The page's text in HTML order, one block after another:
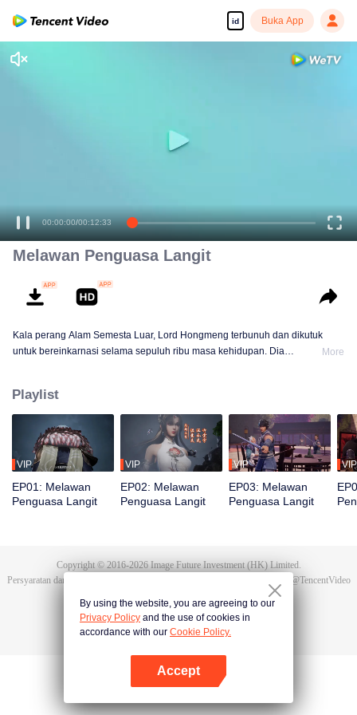
id Buka App
Tonton dengan kualitas tinggi dan lancar
00:00:00/00:12:33
Melawan Penguasa Langit
Kala perang Alam Semesta Luar, Lord Hongmeng terbunuh dan dikutuk
untuk bereinkarnasi selama sepuluh ribu masa kehidupan. Dia
membangkitkan ingatan akan Hongmeng. Kemudian Tan Yun memiliki bakat
tingkat Dewa dan giat berlatih demi meningkatkan kekuatannya. Kemudian
Tan Yun membalas kematian keluarganya dan menyatukan seluruh benua.
More
Playlist
VIP
EP01: Melawan
Penguasa Langit
VIP
EP02: Melawan
Penguasa Langit
VIP
EP03: Melawan
Penguasa Langit
VIP
Copyright © 2016-2026Image Future Investment (HK) Limited.
Persyaratan dan Ketentuan
@TencentVideo
By using the website, you are agreeing to our
Privacy Policy and the use of cookies in
accordance with our Cookie Policy.
Accept